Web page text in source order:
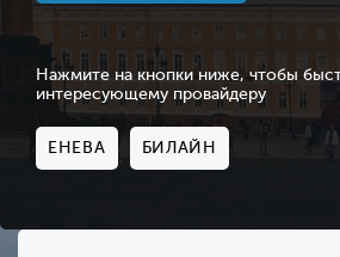
Нажмите на кнопки ниже, чтобы
интересующему провайдеру
ЕНЕВА БИЛАЙН